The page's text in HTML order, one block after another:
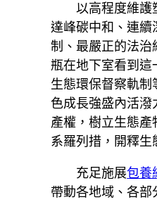
以高程度維護
達峰碳中和、連續
制、最嚴正的法治
瓶在地下室看到這
生態環保督察軌
色成長強盛內活潑
產權，樹立生態產
系羅列措，開釋生
充足施展包養
帶動各地域、各